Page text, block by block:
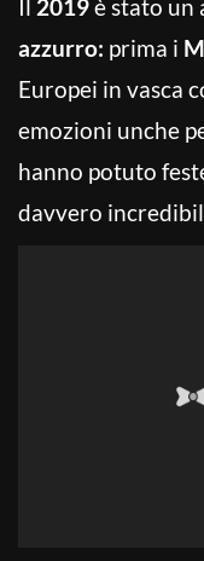
Il 2019è stato un
azzurro: prima i
Europei in vasca
emozioni unche
hanno potuto
davvero